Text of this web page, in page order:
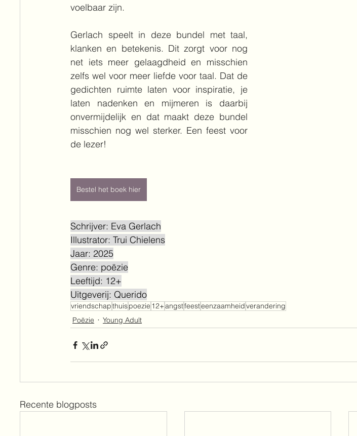
voelbaar zijn.
Gerlach speelt in deze bundel met taal,
klanken en betekenis. Dit zorgt voor nog
net iets meer gelaagdheid en misschien
zelfs wel voor meer liefde voor taal. Dat de
gedichten ruimte laten voor inspiratie, je
laten nadenken en mijmeren is daarbij
onvermijdelijk en dat maakt deze bundel
misschien nog wel sterker. Een feest voor
de lezer!
Bestel het boek hier
Schrijver: Eva Gerlach
Illustrator: Trui Chielens
Jaar: 2025
Genre: poëzie
Leeftijd: 12+
Uitgeverij: Querido
vriendschapthuispoezie 12+angstfeesteenzaamheidverandering
Poëzie
Young Adult
Recente blogposts